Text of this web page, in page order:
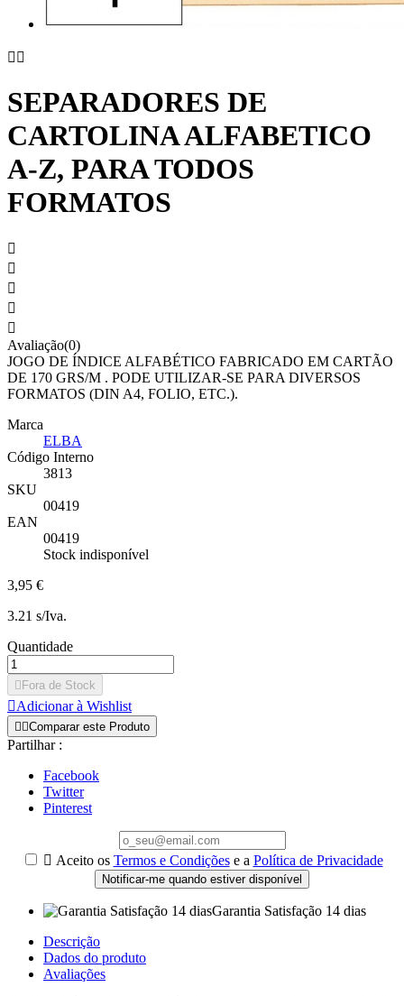
 
SEPARADORES DE
CARTOLINA ALFABETICO
A-Z, PARA TODOS
FORMATOS





Avaliação(0)
JOGO DE ÍNDICE ALFABÉTICO FABRICADO EM CARTÃO
DE 170 GRS/M . PODE UTILIZAR-SE PARA DIVERSOS
FORMATOS (DIN A4, FOLIO, ETC.).
Marca
ELBA
Código Interno
3813
SKU
00419
EAN
00419
Stock indisponível
3,95 €
3.21 s/Iva.
Quantidade
 Fora de Stock
Adicionar à Wishlist
 Comparar este Produto
Partilhar :
Facebook
Twitter
Pinterest
 Aceito os Termos e Condiçõese a Política de Privacidade
Notificar-me quando estiver disponível
Garantia Satisfação 14 dias
Descrição
Dados do produto
Avaliações